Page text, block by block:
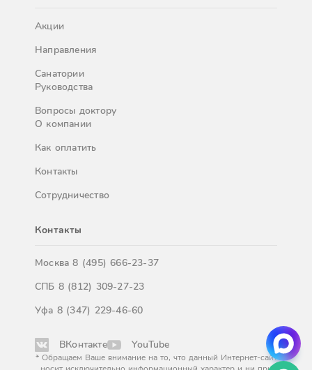
Акции
Направления
Санатории
Руководства
Вопросы доктору
О компании
Как оплатить
Контакты
Сотрудничество
Контакты
Москва8 (495) 666-23-37
СПБ 8 (812) 309-27-23
Уфа 8 (347) 229-46-60
ВКонтакте YouTube
* Обращаем Ваше внимание на то, что данный Интернет-сайт